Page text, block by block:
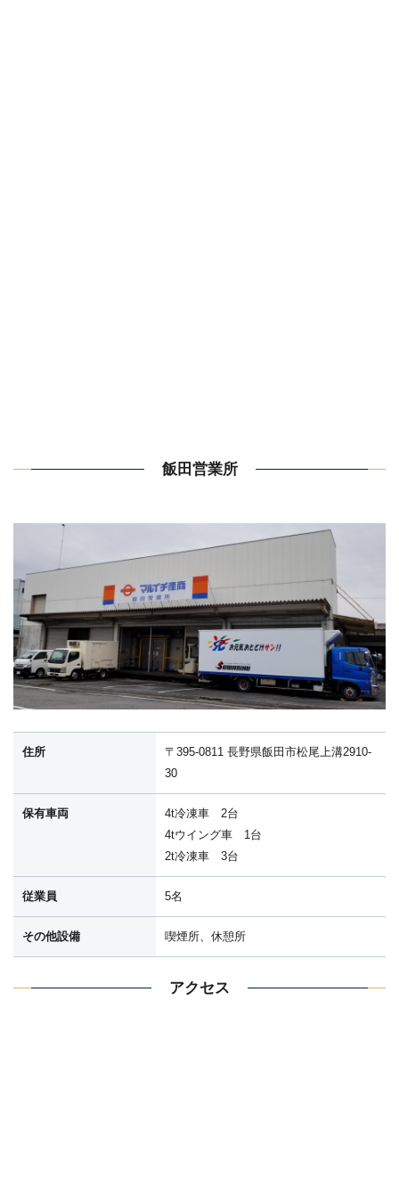
飯田営業所
住所
〒395-0811 長野県飯田市松尾上溝2910-
30
保有車両
4t冷凍車 2台
4tウイング車 1台
2t冷凍車 3台
従業員 5名
その他設備 喫煙所、休憩所
アクセス